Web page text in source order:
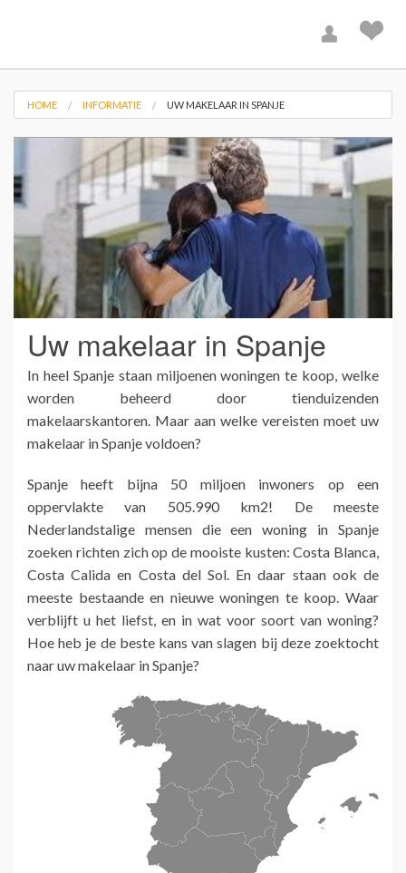
HOME INFORMATIE UW MAKELAAR IN SPANJE
Uw makelaar in Spanje
In heel Spanje staan miljoenen woningen te koop, welke
worden beheerd door tienduizenden
makelaarskantoren. Maar aan welke vereisten moet uw
makelaar in Spanje voldoen?
Spanje heeft bijna 50 miljoen inwoners op een
oppervlakte van 505.990 km2! De meeste
Nederlandstalige mensen die een woning in Spanje
zoeken richten zich op de mooiste kusten: Costa Blanca,
Costa Calida en Costa del Sol. En daar staan ook de
meeste bestaande en nieuwe woningen te koop. Waar
verblijft u het liefst, en in wat voor soort van woning?
Hoe heb je de beste kans van slagen bij deze zoektocht
naar uw makelaar in Spanje?